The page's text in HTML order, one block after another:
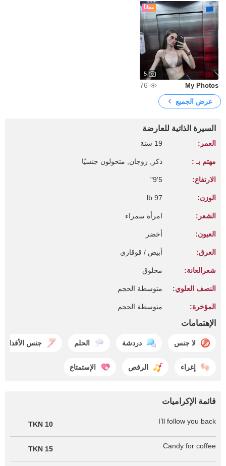
مجاناً
5
My Photos
76
عرض الجميع
السيرة الذاتية للعارضة
العمر: 19 سنة
مهتم بـ : ذكر, زوجان, متحولون جنسيًا
الارتفاع: 5'9"
الوزن: 97 lb
الشعر: امرأة سمراء
العيون: أخضر
العرق: أبيض / قوقازي
شعرالعانة: محلوق
النصف العلوي: متوسطة الحجم
المؤخرة: متوسطة الحجم
الإهتمامات
لا جنس دردشة الحلم جنس الأقدام
إغراء الرقص الإستمتاع
قائمة الإكراميات
I’ll follow you back
10 TKN
Candy for coffee
15 TKN